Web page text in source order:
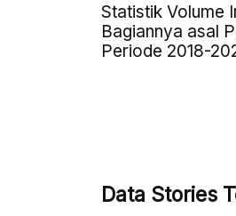
Statistik Volume
Bagiannya asal
Periode 2018-
Data Stories